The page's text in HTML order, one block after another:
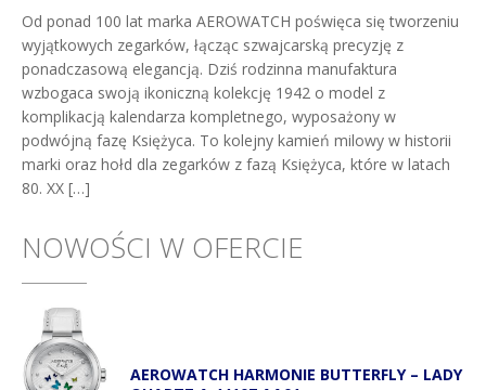
Od ponad 100 lat marka AEROWATCH poświęca się tworzeniu
wyjątkowych zegarków, łącząc szwajcarską precyzję z
ponadczasową elegancją. Dziś rodzinna manufaktura
wzbogaca swoją ikoniczną kolekcję 1942 o model z
komplikacją kalendarza kompletnego, wyposażony w
podwójną fazę Księżyca. To kolejny kamień milowy w historii
marki oraz hołd dla zegarków z fazą Księżyca, które w latach
80. XX […]
NOWOŚCI W OFERCIE
AEROWATCH HARMONIE BUTTERFLY – LADY